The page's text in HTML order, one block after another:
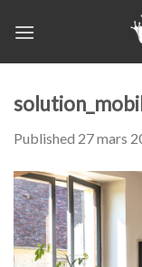
Published 27 mars